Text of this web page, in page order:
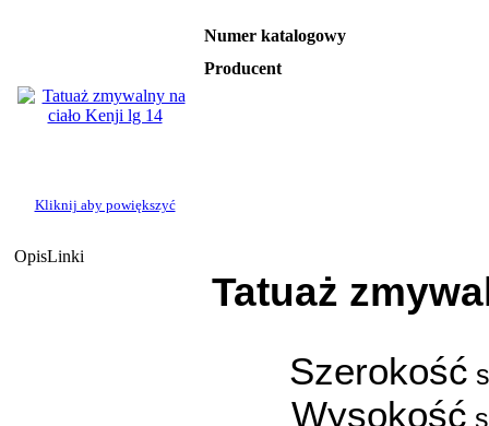
Kliknij aby powiększyć
Numer katalogowy
Producent
OpisLinki
Tatuaż
Szerokość
Wysokość